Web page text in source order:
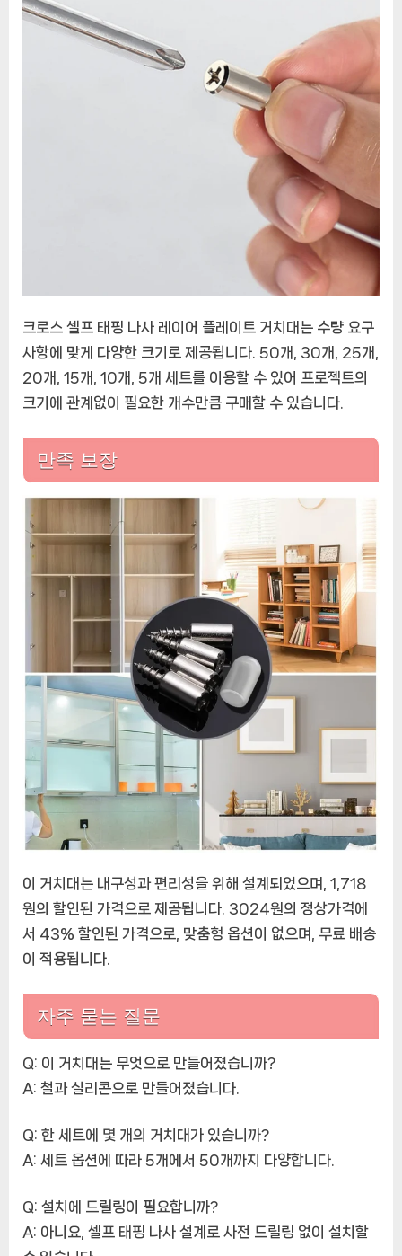
크로스 셀프 태핑 나사 레이어 플레이트 거치대는 수량 요구
사항에 맞게 다양한 크기로 제공됩니다. 50개, 30개, 25개,
20개, 15개, 10개, 5개 세트를 이용할 수 있어 프로젝트의
크기에 관계없이 필요한 개수만큼 구매할 수 있습니다.
만족 보장
이 거치대는 내구성과 편리성을 위해 설계되었으며, 1,718
원의 할인된 가격으로 제공됩니다. 3024원의 정상가격에
서 43% 할인된 가격으로, 맞춤형 옵션이 없으며, 무료 배송
이 적용됩니다.
자주 묻는 질문
Q: 이 거치대는 무엇으로 만들어졌습니까?
A: 철과 실리콘으로 만들어졌습니다.
Q: 한 세트에 몇 개의 거치대가 있습니까?
A: 세트 옵션에 따라 5개에서 50개까지 다양합니다.
Q: 설치에 드릴링이 필요합니까?
A: 아니요, 셀프 태핑 나사 설계로 사전 드릴링 없이 설치할